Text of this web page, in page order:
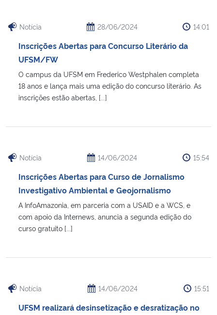
Notícia 28/06/2024 14:01
Inscrições Abertas para Concurso Literário da
UFSM/FW
O campus da UFSM em Frederico Westphalen completa
18 anos e lança mais uma edição do concurso literário. As
inscrições estão abertas, [...]
Notícia 14/06/2024 15:54
Inscrições Abertas para Curso de Jornalismo
Investigativo Ambiental e Geojornalismo
A InfoAmazonia, em parceria com a USAID e a WCS, e
com apoio da Internews, anuncia a segunda edição do
curso gratuito [...]
Notícia 14/06/2024 15:51
UFSM realizará desinsetização e desratização no